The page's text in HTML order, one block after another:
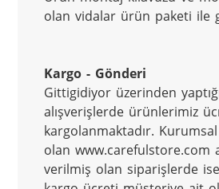
olan vidalar ürün paketi ile
Kargo - Gönderi
Gittigidiyor üzerinden
alışverişlerde ürünlerimiz
kargolanmaktadır.
olan www.carefulstore.com
verilmiş olan siparişlerde